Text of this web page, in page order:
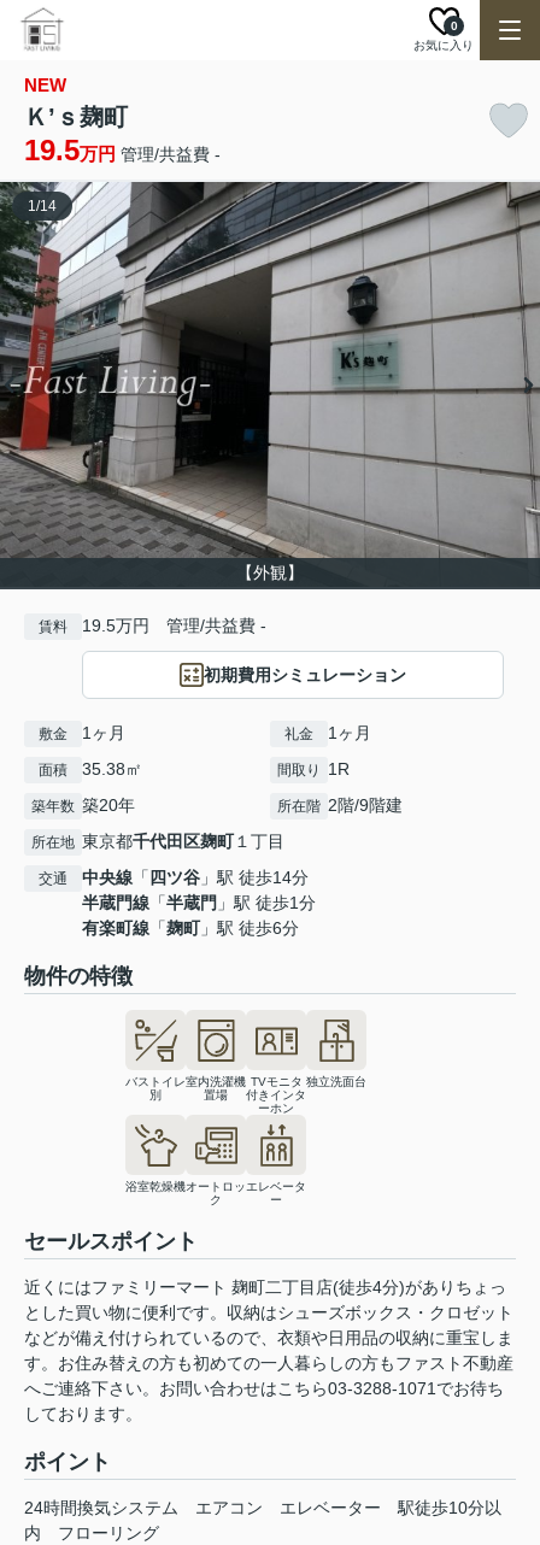
お気に入り
0
NEW
Ｋ’ｓ麹町
19.5万円 管理/共益費 -
【外観】
1/14
賃料 19.5万円 管理/共益費 -
初期費用シミュレーション
敷金 1ヶ月 礼金 1ヶ月
面積 35.38㎡ 間取り 1R
築年数 築20年 所在階 2階/9階建
所在地 東京都千代田区麹町１丁目
交通 中央線 「 四ツ谷 」駅 徒歩14分
半蔵門線 「半蔵門 」駅 徒歩1分
有楽町線 「麹町」駅 徒歩6分
物件の特徴
バストイレ
別
室内洗濯機
置場
TVモニタ
付きインタ
ーホン
独立洗面台
浴室乾燥機オートロッ
ク
エレベータ
ー
セールスポイント
近くにはファミリーマート 麹町二丁目店(徒歩4分)がありちょっ
とした買い物に便利です。収納はシューズボックス・クロゼット
などが備え付けられているので、衣類や日用品の収納に重宝しま
す。お住み替えの方も初めての一人暮らしの方もファスト不動産
へご連絡下さい。お問い合わせはこちら03-3288-1071でお待ち
しております。
ポイント
24時間換気システム エアコン エレベーター
駅徒歩10分以
内
フローリング